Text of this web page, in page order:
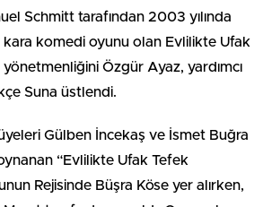
Schmitt tarafından 2003 yılında
kara komedi oyunu olan Evlilikte Ufak
Özgür Ayaz, yardımcı
Suna üstlendi.
Gülben İncekaş ve İsmet Buğra
“Evlilikte Ufak Tefek
Rejisinde Büşra Köse yer alırken,